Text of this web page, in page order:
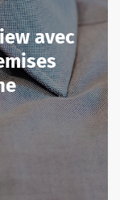
avec